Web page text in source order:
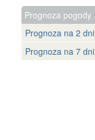
Prognoza pogody
Prognoza na 2 dni
Prognoza na 7 dni